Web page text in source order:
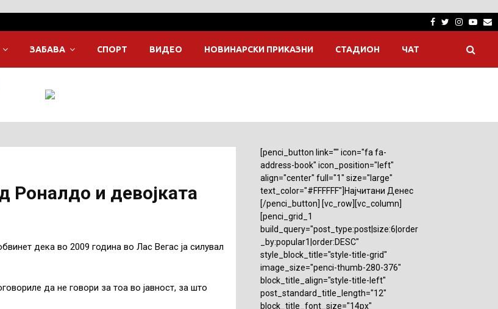
Facebook
Twitter
ЗАБАВА СПОРТ ВИДЕО НОВИНАРСКИ ПРИКАЗНИ СТАДИОН ЧАТ
Роналдо и девојката
дека во 2009 година во Лас Вегас ја силувал
да не говори за тоа во јавност, за што
[penci_button link="" icon="fa fa-
address-book" icon_position="left"
align="center" full="1" size="large"
text_color="#FFFFFF"]Најчитани Денес
[/penci_button] [vc_row][vc_column]
[penci_grid_1
build_query="post_type:post|size:6|order
_by:popular1|order:DESC"
style_block_title="style-title-grid"
image_size="penci-thumb-280-376"
block_title_align="style-title-left"
post_standard_title_length="12"
block_title_font_size="14px"